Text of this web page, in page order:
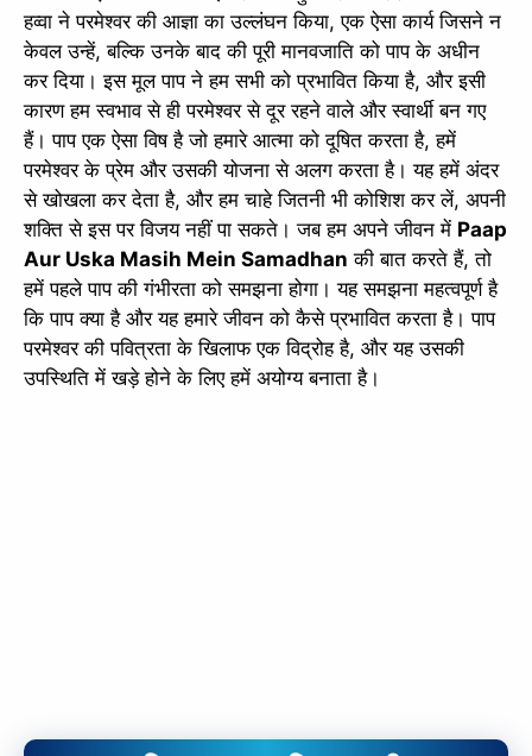
हव्वा ने परमेश्वर की आज्ञा का उल्लंघन किया, एक ऐसा कार्य जिसने न
केवल उन्हें, बल्कि उनके बाद की पूरी मानवजाति को पाप के अधीन
कर दिया। इस मूल पाप ने हम सभी को प्रभावित किया है, और इसी
कारण हम स्वभाव से ही परमेश्वर से दूर रहने वाले और स्वार्थी बन गए
हैं। पाप एक ऐसा विष है जो हमारे आत्मा को दूषित करता है, हमें
परमेश्वर के प्रेम और उसकी योजना से अलग करता है। यह हमें अंदर
से खोखला कर देता है, और हम चाहे जितनी भी कोशिश कर लें, अपनी
शक्ति से इस पर विजय नहीं पा सकते। जब हम अपने जीवन में Paap
Aur Uska Masih Mein Samadhan की बात करते हैं, तो
हमें पहले पाप की गंभीरता को समझना होगा। यह समझना महत्वपूर्ण है
कि पाप क्या है और यह हमारे जीवन को कैसे प्रभावित करता है। पाप
परमेश्वर की पवित्रता के खिलाफ एक विद्रोह है, और यह उसकी
उपस्थिति में खड़े होने के लिए हमें अयोग्य बनाता है।